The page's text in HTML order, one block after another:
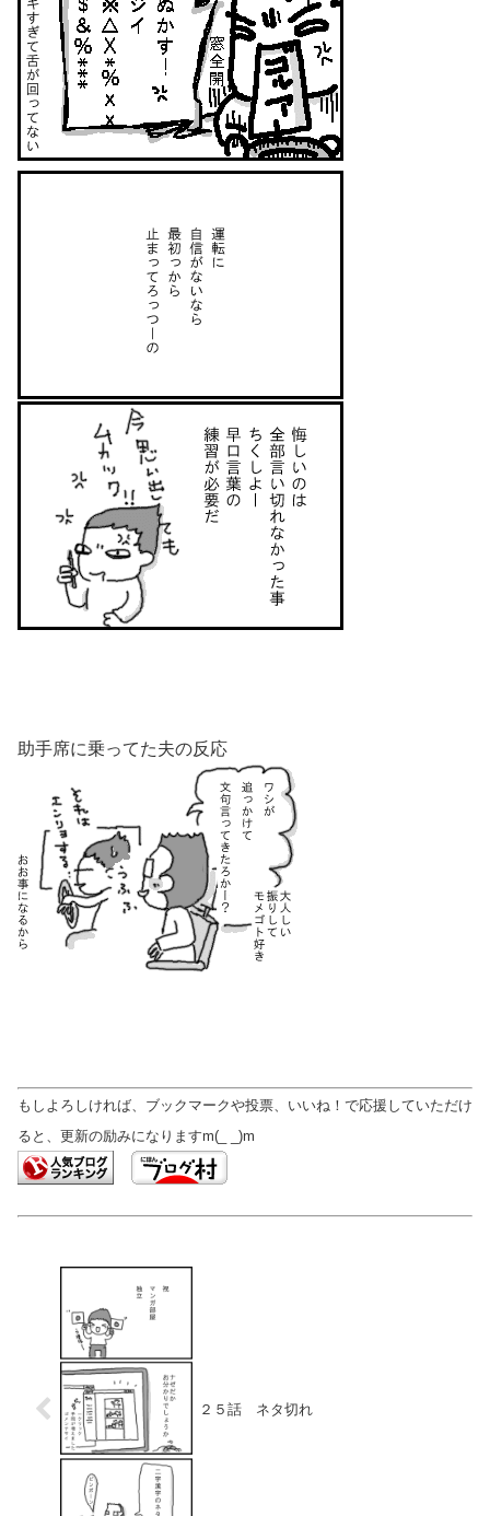
助手席に乗ってた夫の反応
もしよろしければ、ブックマークや投票、いいね！で応援していただけ
ると、更新の励みになりますm(_ _)m
２５話 ネタ切れ